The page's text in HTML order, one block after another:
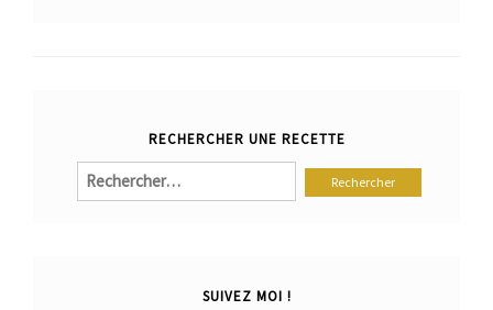
RECHERCHER UNE RECETTE
Rechercher :
SUIVEZ MOI !